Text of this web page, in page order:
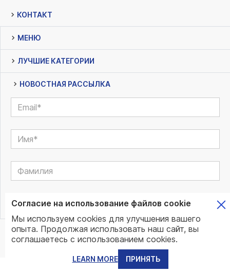
КОНТАКТ
МЕНЮ
ЛУЧШИЕ КАТЕГОРИИ
НОВОСТНАЯ РАССЫЛКА
© www.mundo.expert | All Rights Reserved | Powered by
Согласие на использование файлов cookie
Мы используем cookies для улучшения вашего
опыта. Продолжая использовать наш сайт, вы
соглашаетесь с использованием cookies.
LEARN MORE ПРИНЯТЬ